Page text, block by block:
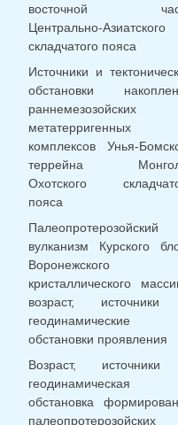
восточной
Центрально-Азиатского
складчатого пояса
Источники и
обстановки
раннемезозойских
метатерригенных
комплексов Унья-
террейна
Охотского
пояса
Палеопротерозойский
вулканизм Курского
Воронежского
кристаллического
возраст,
геодинамические
обстановки проявления
Возраст,
геодинамическая
обстановка
палеопротерозойских